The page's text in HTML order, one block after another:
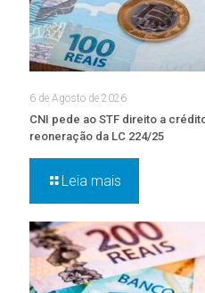
6 de Agosto de 2026
CNI pede ao STF direito a
reoneração da LC 224/25
Leia mais